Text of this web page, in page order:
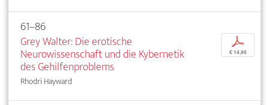
61–86
Grey Walter: Die erotische
Neurowissenschaft und die Kybernetik
des Gehilfenproblems
Rhodri Hayward
p
€ 14,95